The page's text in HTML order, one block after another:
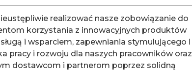
realizować nasze zobowiązanie do
korzystania z innowacyjnych produktów
i wsparciem, zapewniania stymulującego i
pracy i rozwoju dla naszych pracowników oraz
dostawcom i partnerom poprzez solidną